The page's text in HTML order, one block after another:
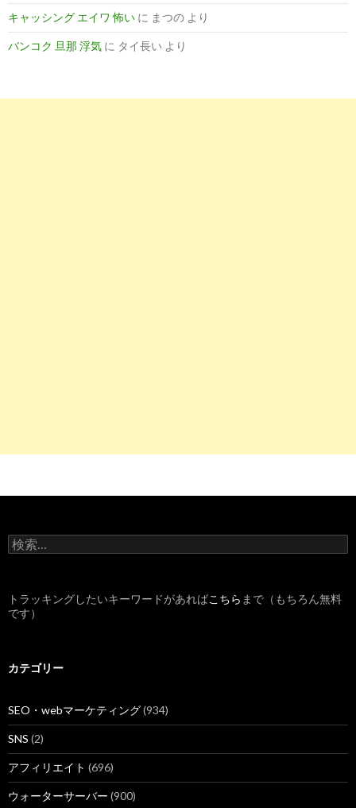
キャッシング エイワ 怖い に まつの より
バンコク 旦那 浮気 に タイ長い より
検
索
トラッキングしたいキーワードがあればこちら まで（もちろん無料
です）
カテゴリー
SEO・webマーケティング(934)
SNS (2)
アフィリエイト (696)
ウォーターサーバー (900)